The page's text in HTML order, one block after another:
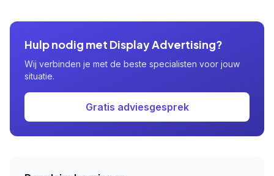
Hulp nodig met Display Advertising?
Wij verbinden je met de beste specialisten voor jouw
situatie.
Gratis adviesgesprek